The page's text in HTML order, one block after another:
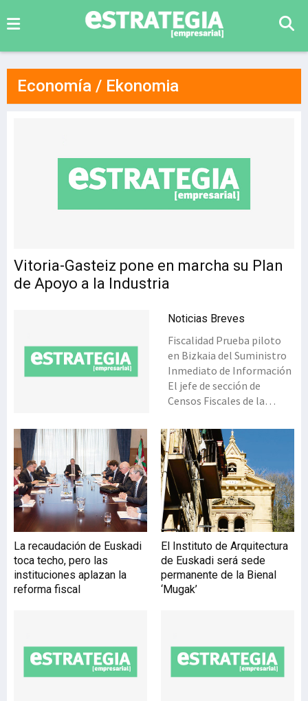
Economía / Ekonomia
Vitoria-Gasteiz pone en marcha su Plan
de Apoyo a la Industria
Noticias Breves
Fiscalidad Prueba piloto
en Bizkaia del Suministro
Inmediato de Información
El jefe de sección de
Censos Fiscales de la
Bizkaia, Fernando Novoa,
participó en la jornada de
APD y Deloitte, con
aproximadamente 200
profesionales, para hablar
de la situación del sistema
de Suministro Inmediato
subrayó, estará listo para
el 1 de enero de 2018. Este
nuevo sistema afectará
aproximadamente a 1.900
décima en el País Vasco y
deja la tasa anual en el
1,9% El índice de Precios al
La recaudación de Euskadi
toca techo, pero las
instituciones aplazan la
reforma fiscal
El Instituto de Arquitectura
de Euskadi será sede
permanente de la Bienal
‘Mugak’